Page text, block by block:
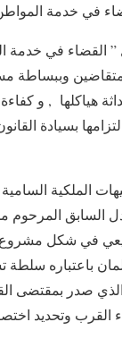
في خدمة
” القضاء في خدمة
وببساطة
هياكلها , و
بسيادة
الملكية
السابق المرحوم
في شكل
باعتباره سلطة
القرب وتحديد